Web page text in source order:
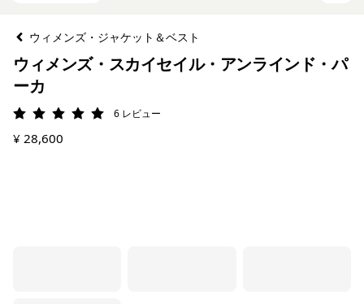
ウィメンズ・ジャケット＆ベスト
ウィメンズ・スカイセイル・アンラインド・パ
ーカ
評価: 5 / 5 6 レビュー
¥ 28,600